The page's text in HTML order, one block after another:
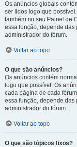
Os anúncios globais
ser lidos logo que
também no seu Painel de
essa função, depende
administrador do fórum.
Voltar ao topo
O que são anúncios?
Os anúncios contém
logo que possível. Os
cada página de cada
essa função, depende
administrador do fórum.
Voltar ao topo
O que são tópicos fixos?